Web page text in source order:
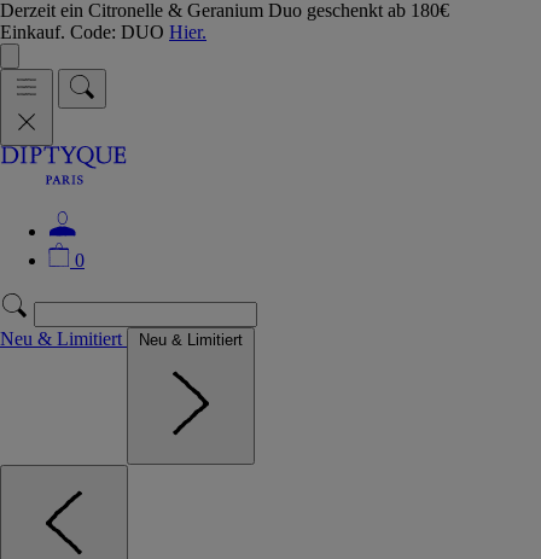
Derzeit ein Citronelle & Geranium Duo geschenkt ab 180€
Einkauf. Code: DUO Hier.
0
Neu & Limitiert Neu & Limitiert